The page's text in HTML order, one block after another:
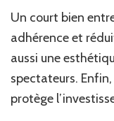
Un court bien
adhérence et
aussi une
spectateurs.
protège